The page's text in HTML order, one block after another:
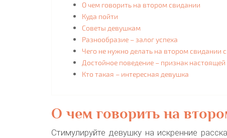
О чем говорить на втором свидании
Куда пойти
Советы девушкам
Разнообразие – залог успеха
Чего не нужно делать на втором свидании
Достойное поведение – признак
Кто такая – интересная девушка
О чем говорить на
Стимулируйте девушку на искренние